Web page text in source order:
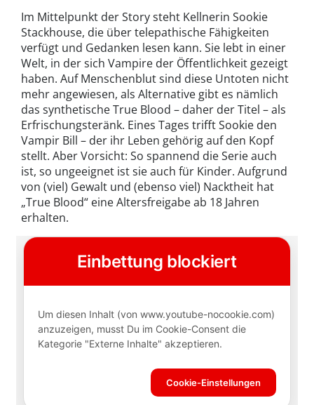
Im Mittelpunkt der Story steht Kellnerin Sookie
Stackhouse, die über telepathische Fähigkeiten
verfügt und Gedanken lesen kann. Sie lebt in einer
Welt, in der sich Vampire der Öffentlichkeit gezeigt
haben. Auf Menschenblut sind diese Untoten nicht
mehr angewiesen, als Alternative gibt es nämlich
das synthetische True Blood – daher der Titel – als
Erfrischungsteränk. Eines Tages trifft Sookie den
Vampir Bill – der ihr Leben gehörig auf den Kopf
stellt. Aber Vorsicht: So spannend die Serie auch
ist, so ungeeignet ist sie auch für Kinder. Aufgrund
von (viel) Gewalt und (ebenso viel) Nacktheit hat
„True Blood“ eine Altersfreigabe ab 18 Jahren
erhalten.